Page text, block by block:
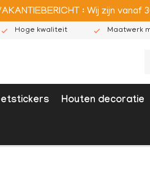
: Wij zijn
Hoge kwaliteit Maatwerk
Houten decoratie